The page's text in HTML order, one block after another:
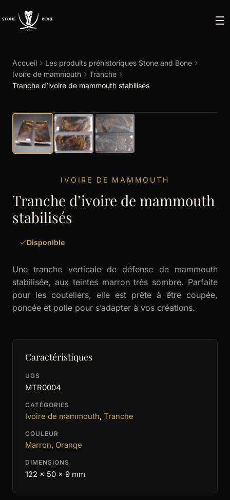
Accueil
Les produits préhistoriques Stone and Bone
Ivoire de mammouth
Tranche
Tranche d’ivoire de mammouth stabilisés
IVOIRE DE MAMMOUTH
Tranche d’ivoire de mammouth
stabilisés
Disponible
Une tranche verticale de défense de mammouth
stabilisée, aux teintes marron très sombre. Parfaite
pour les couteliers, elle est prête à être coupée,
poncée et polie pour s’adapter à vos créations.
Caractéristiques
UGS
MTR0004
CATÉGORIES
Ivoire de mammouth, Tranche
COULEUR
Marron, Orange
DIMENSIONS
122 x 50 x 9 mm